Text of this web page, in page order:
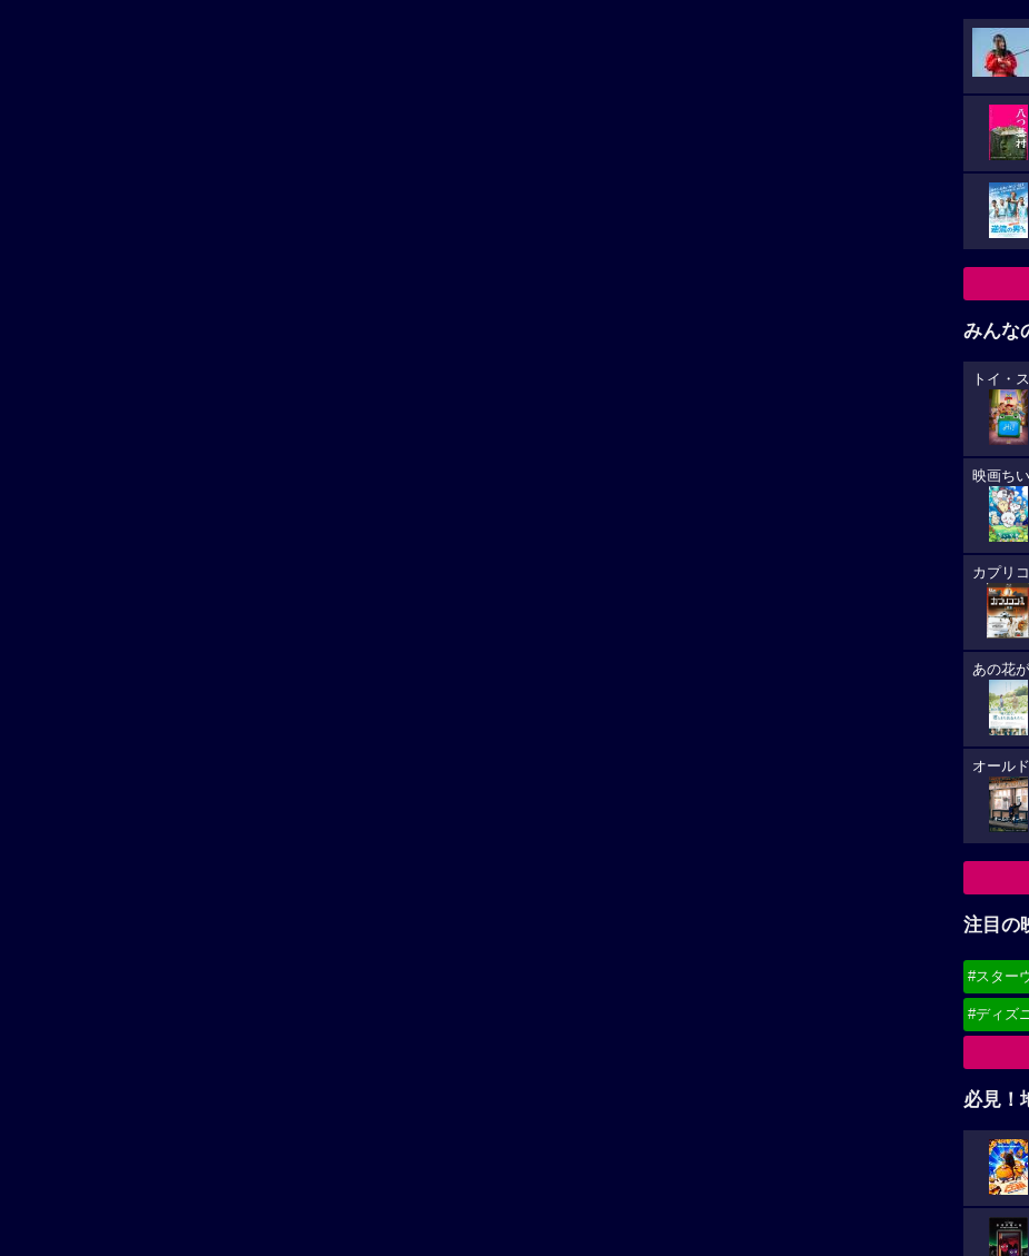
みんな
トイ・
映画ち
カプリ
あの花
オール
注目の
#スター
#ディズ
必見！